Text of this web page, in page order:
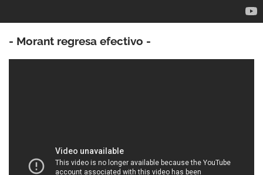
- Morant regresa efectivo -